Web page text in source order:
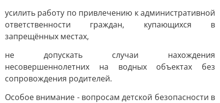
усилить работу по привлечению к административной
ответственности граждан, купающихся в
запрещённых местах,
не допускать случаи нахождения
несовершеннолетних на водных объектах без
сопровождения родителей.
Особое внимание - вопросам детской безопасности в